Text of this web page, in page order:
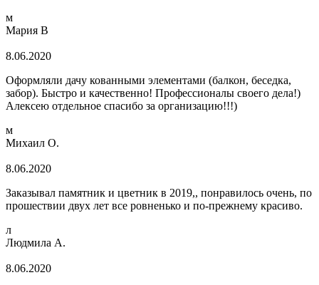
м
Мария В
8.06.2020
Оформляли дачу кованными элементами (балкон, беседка,
забор). Быстро и качественно! Профессионалы своего дела!)
Алексею отдельное спасибо за организацию!!!)
м
Михаил О.
8.06.2020
Заказывал памятник и цветник в 2019,, понравилось очень, по
прошествии двух лет все ровненько и по-прежнему красиво.
л
Людмила А.
8.06.2020